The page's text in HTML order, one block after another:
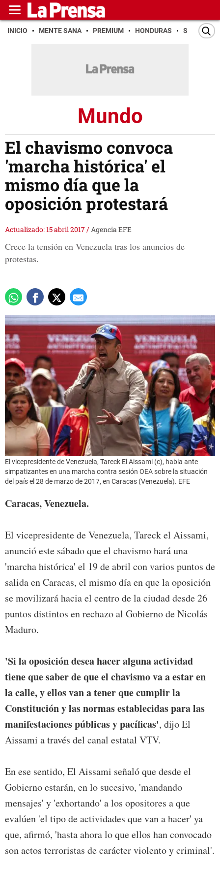
INICIO MENTE SANA PREMIUM HONDURAS SAN PEDRO
Mundo
El chavismo convoca
'marcha histórica' el
mismo día que la
oposición protestará
Actualizado: 15 abril 2017/Agencia EFE
Crece la tensión en Venezuela tras los anuncios de
protestas.
El vicepresidente de Venezuela, Tareck El Aissami (c), habla ante
simpatizantes en una marcha contra sesión OEA sobre la situación
del país el 28 de marzo de 2017, en Caracas (Venezuela). EFE
Caracas, Venezuela.
El vicepresidente de Venezuela, Tareck el Aissami,
anunció este sábado que el chavismo hará una
'marcha histórica' el 19 de abril con varios puntos de
salida en Caracas, el mismo día en que la oposición
se movilizará hacia el centro de la ciudad desde 26
puntos distintos en rechazo al Gobierno de Nicolás
Maduro.
'Si la oposición desea hacer alguna actividad
tiene que saber de que el chavismo va a estar en
la calle, y ellos van a tener que cumplir la
Constitución y las normas establecidas para las
manifestaciones públicas y pacíficas', dijo El
Aissami a través del canal estatal VTV.
En ese sentido, El Aissami señaló que desde el
Gobierno estarán, en lo sucesivo, 'mandando
mensajes' y 'exhortando' a los opositores a que
evalúen 'el tipo de actividades que van a hacer' ya
que, afirmó, 'hasta ahora lo que ellos han convocado
son actos terroristas de carácter violento y criminal'.